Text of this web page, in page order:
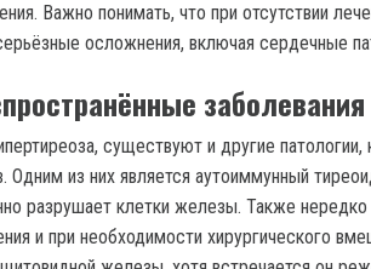
Важно понимать, что при отсутствии
осложнения, включая сердечные
существуют и другие
Одним из них является аутоиммунный
разрушает клетки железы. Также
и при необходимости хирургического